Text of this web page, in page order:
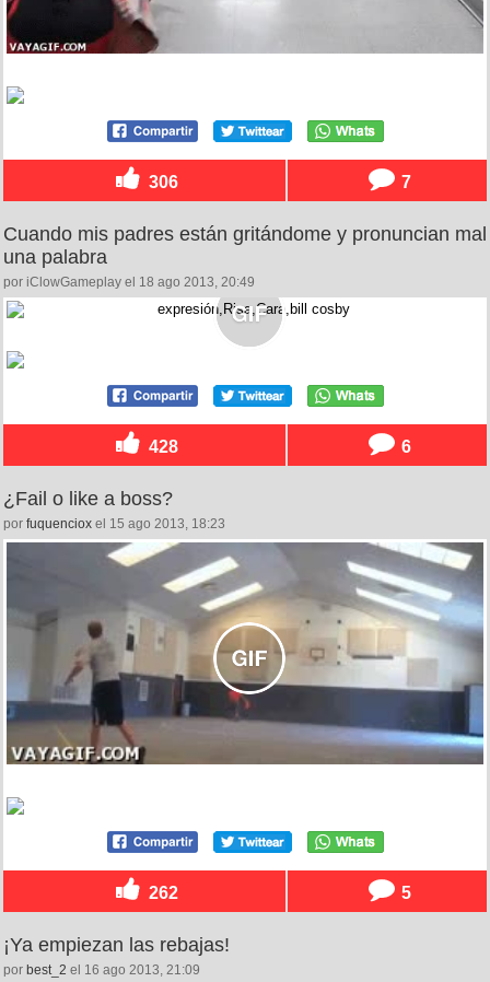
306 7
Cuando mis padres están gritándome y pronuncian mal
una palabra
por iClowGameplay el 18 ago 2013, 20:49
428 6
¿Fail o like a boss?
por fuquenciox el 15 ago 2013, 18:23
262 5
¡Ya empiezan las rebajas!
por best_2 el 16 ago 2013, 21:09